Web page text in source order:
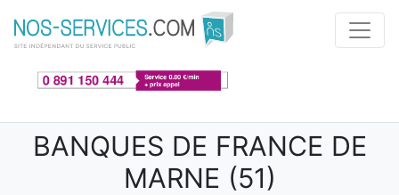
Aller au contenu principal
BANQUES DE FRANCE DE
MARNE (51)